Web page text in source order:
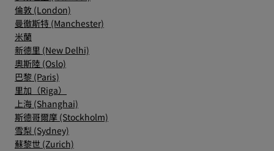
倫敦 (London)
曼徹斯特 (Manchester)
米蘭
新德里 (New Delhi)
奧斯陸 (Oslo)
巴黎 (Paris)
里加（Riga）
上海 (Shanghai)
斯德哥爾摩 (Stockholm)
雪梨 (Sydney)
蘇黎世 (Zurich)